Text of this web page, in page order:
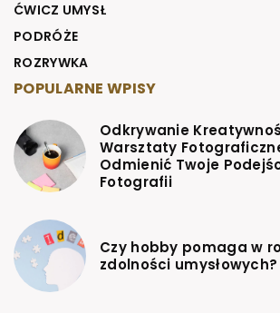
ĆWICZ UMYSŁ
PODRÓŻE
ROZRYWKA
POPULARNE WPISY
Odkrywanie
Warsztaty
Odmienić Twoje
Fotografii
Czy hobby pomaga w
zdolności umysłowych?